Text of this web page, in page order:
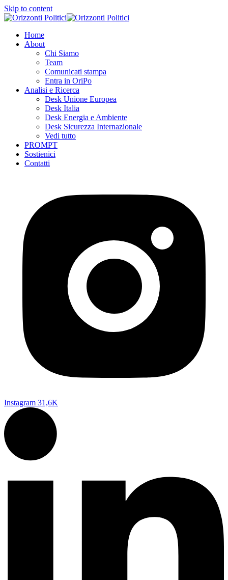
Skip to content
Home
About
Chi Siamo
Team
Comunicati stampa
Entra in OriPo
Analisi e Ricerca
Desk Unione Europea
Desk Italia
Desk Energia e Ambiente
Desk Sicurezza Internazionale
Vedi tutto
PROMPT
Sostienici
Contatti
Instagram 31,6K